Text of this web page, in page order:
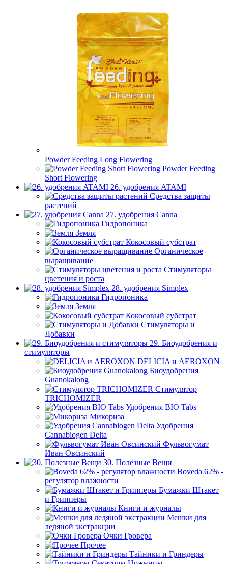
Powder Feeding Long Flowering
Powder Feeding
Short Flowering
26. удобрения ATAMI
Средства защиты
растений
27. удобрения Canna
Гидропоника
Земля
Кокосовый субстрат
Органическое
выращивание
Стимуляторы
цветения и роста
28. удобрения Simplex
Гидропоника
Земля
Кокосовый субстрат
Стимуляторы и
Добавки
29. Биоудобрения и
стимуляторы
DELICIA и AEROXON
Биоудобрения
Guanokalong
Стимулятор
TRICHOMIZER
Удобрения BIO Tabs
Микориза
Удобрения
Cannabiogen Delta
Фульвогумат
Иван Овсинский
30. Полезные Вещи
Boveda 62% -
регулятор влажности
Бумажки Штакет
и Грипперы
Книги и журналы
Мешки для
ледяной экстракции
Очки Гровера
Прочее
Тайники и Гриндеры